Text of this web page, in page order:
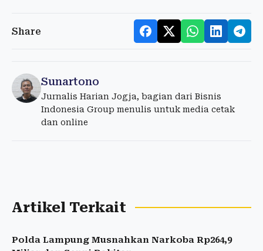
Share
Sunartono
Jurnalis Harian Jogja, bagian dari Bisnis
Indonesia Group menulis untuk media cetak
dan online
Artikel Terkait
Polda Lampung Musnahkan Narkoba Rp264,9